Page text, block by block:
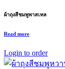
ผ้าถุงสีชมพูพาสเทล
Read more
Login to order